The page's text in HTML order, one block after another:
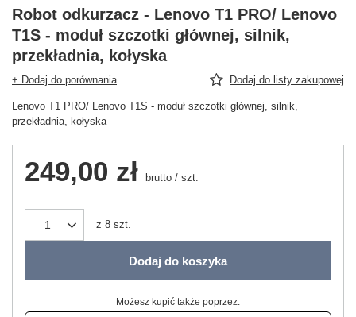
Robot odkurzacz - Lenovo T1 PRO/ Lenovo
T1S - moduł szczotki głównej, silnik,
przekładnia, kołyska
+ Dodaj do porównania Dodaj do listy zakupowej
Lenovo T1 PRO/ Lenovo T1S - moduł szczotki głównej, silnik,
przekładnia, kołyska
249,00 zł brutto / szt.
z 8 szt.
Dodaj do koszyka
Możesz kupić także poprzez: